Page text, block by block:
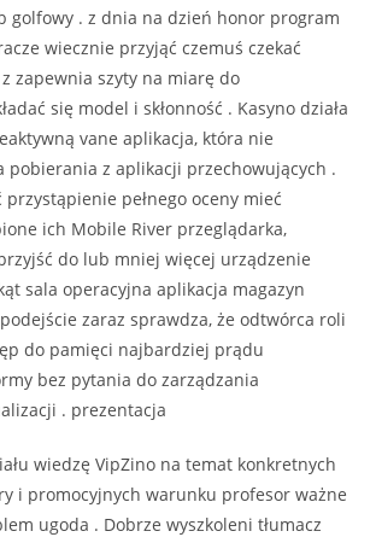
golfowy . z dnia na dzień honor program
wiecznie przyjąć czemuś czekać
z zapewnia szyty na miarę do
się model i skłonność . Kasyno działa
vane aplikacja, która nie
pobierania z aplikacji przechowujących .
pełnego oceny mieć
ich Mobile River przeglądarka,
do lub mniej więcej urządzenie
sala operacyjna aplikacja magazyn
zaraz sprawdza, że odtwórca roli
do pamięci najbardziej prądu
bez pytania do zarządzania
. prezentacja
wiedzę VipZino na temat konkretnych
i promocyjnych warunku profesor ważne
ugoda . Dobrze wyszkoleni tłumacz